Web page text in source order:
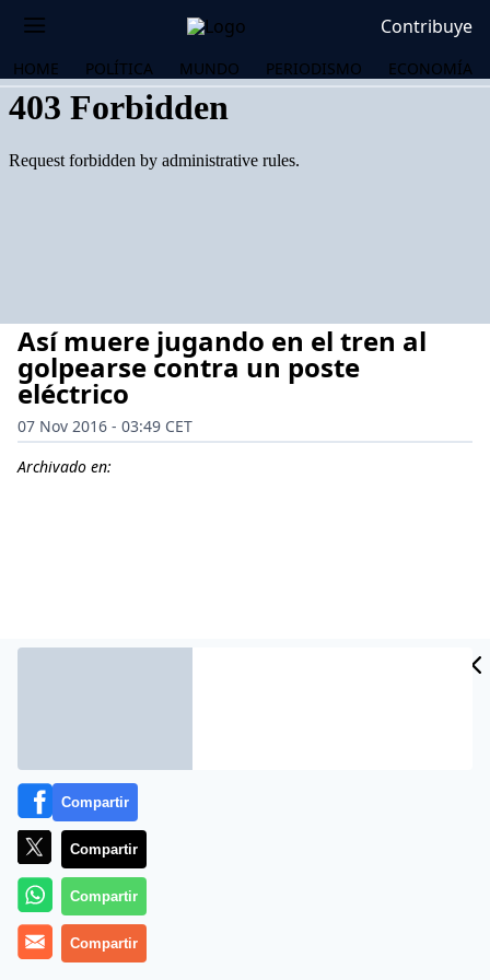
Contribuye
HOME POLÍTICA MUNDO PERIODISMO ECONOMÍA
Así muere jugando en el tren al
golpearse contra un poste
eléctrico
07 Nov 2016 - 03:49 CET
Archivado en:
Compartir
Compartir
Compartir
Compartir